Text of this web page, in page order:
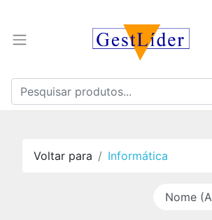
Voltar para Informática